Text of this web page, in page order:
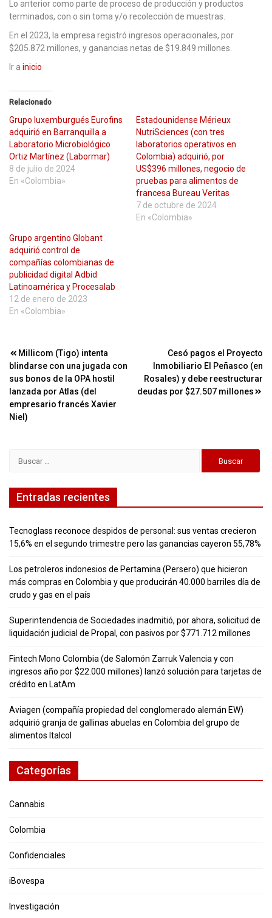
Lo anterior como parte de proceso de producción y productos
terminados, con o sin toma y/o recolección de muestras.
En el 2023, la empresa registró ingresos operacionales, por
$205.872 millones, y ganancias netas de $19.849 millones.
Ir a inicio
Relacionado
Grupo luxemburgués Eurofins
adquirió en Barranquilla a
Laboratorio Microbiológico
Ortiz Martínez (Labormar)
8 de julio de 2024
En «Colombia»
Estadounidense Mérieux
NutriSciences (con tres
laboratorios operativos en
Colombia) adquirió, por
US$396 millones, negocio de
pruebas para alimentos de
francesa Bureau Veritas
7 de octubre de 2024
En «Colombia»
Grupo argentino Globant
adquirió control de
compañías colombianas de
publicidad digital Adbid
Latinoamérica y Procesalab
12 de enero de 2023
En «Colombia»
Navegación
de
entradas
Millicom (Tigo) intenta
blindarse con una jugada con
sus bonos de la OPA hostil
lanzada por Atlas (del
empresario francés Xavier
Niel)
Cesó pagos el Proyecto
Inmobiliario El Peñasco (en
Rosales) y debe reestructurar
deudas por $27.507 millones
Entradas recientes
Tecnoglass reconoce despidos de personal: sus ventas crecieron
15,6% en el segundo trimestre pero las ganancias cayeron 55,78%
Los petroleros indonesios de Pertamina (Persero) que hicieron
más compras en Colombia y que producirán 40.000 barriles día de
crudo y gas en el país
Superintendencia de Sociedades inadmitió, por ahora, solicitud de
liquidación judicial de Propal, con pasivos por $771.712 millones
Fintech Mono Colombia (de Salomón Zarruk Valencia y con
ingresos año por $22.000 millones) lanzó solución para tarjetas de
crédito en LatAm
Aviagen (compañía propiedad del conglomerado alemán EW)
adquirió granja de gallinas abuelas en Colombia del grupo de
alimentos Italcol
Categorías
Cannabis
Colombia
Confidenciales
iBovespa
Investigación